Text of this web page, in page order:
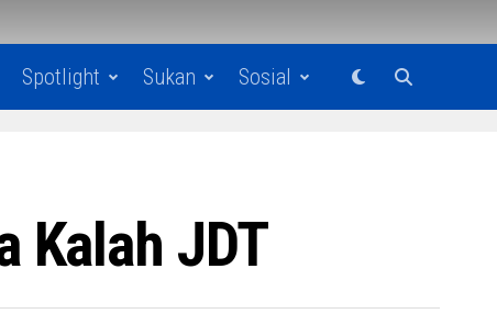
Spotlight Sukan Sosial
Kalah JDT